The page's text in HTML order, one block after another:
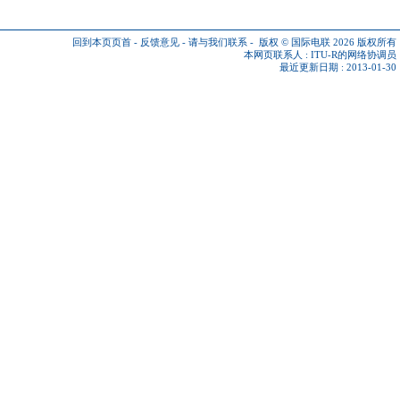
回到本页页首 - 反馈意见 - 请与我们联系 - 版权 © 国际电联 2026 版权所有
本网页联系人 : ITU-R的网络协调员
最近更新日期 : 2013-01-30